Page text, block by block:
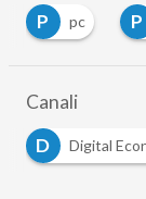
P
pc P
Canali
D
Digital